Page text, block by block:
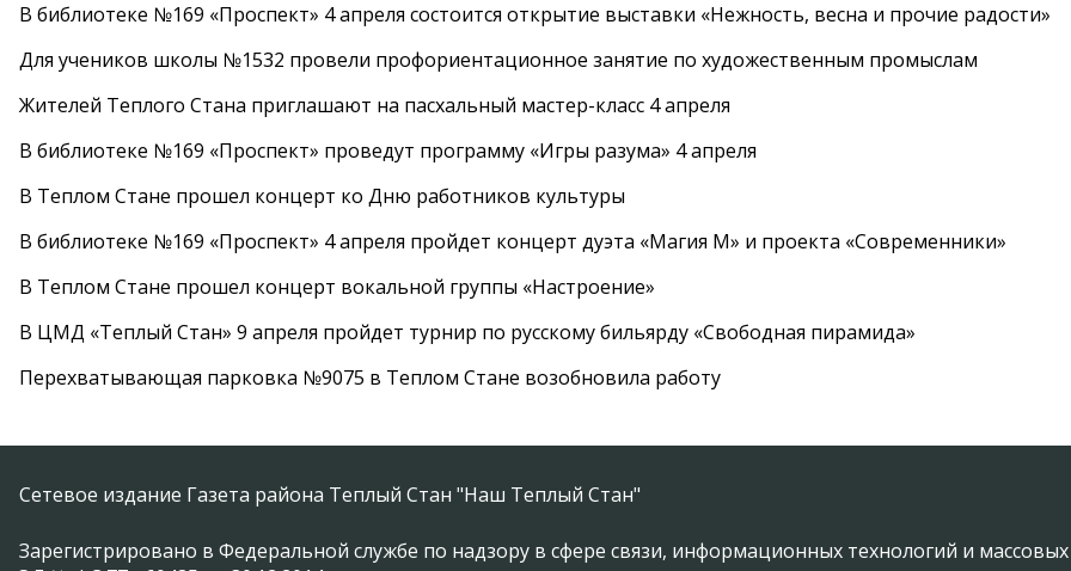
В библиотеке №169 «Проспект» 4 апреля состоится открытие выставки «Нежность, весна и прочие радости»
Для учеников школы №1532 провели профориентационное занятие по художественным промыслам
Жителей Теплого Стана приглашают на пасхальный мастер-класс 4 апреля
В библиотеке №169 «Проспект» проведут программу «Игры разума» 4 апреля
В Теплом Стане прошел концерт ко Дню работников культуры
В библиотеке №169 «Проспект» 4 апреля пройдет концерт дуэта «Магия М» и проекта «Современники»
В Теплом Стане прошел концерт вокальной группы «Настроение»
В ЦМД «Теплый Стан» 9 апреля пройдет турнир по русскому бильярду «Свободная пирамида»
Перехватывающая парковка №9075 в Теплом Стане возобновила работу
Сетевое издание Газета района Теплый Стан "Наш Теплый Стан"
Зарегистрировано в Федеральной службе по надзору в сфере связи, информационных технологий и